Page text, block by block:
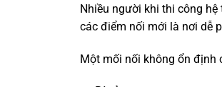
Nhiều người khi thi công
các điểm nối mới là nơi dễ
Một mối nối không ổn định